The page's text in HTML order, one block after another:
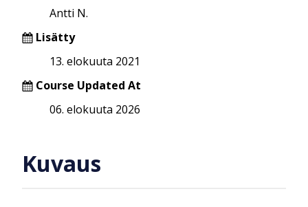
Antti N.
Lisätty
13. elokuuta 2021
Course Updated At
06. elokuuta 2026
Kuvaus